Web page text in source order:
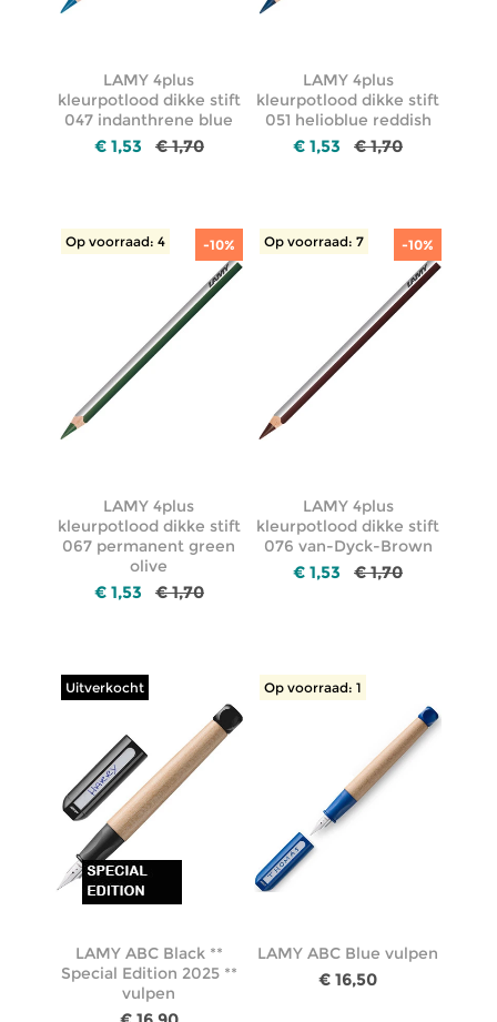
LAMY 4plus
kleurpotlood dikke stift
047 indanthrene blue
€ 1,53 € 1,70
LAMY 4plus
kleurpotlood dikke stift
051 helioblue reddish
€ 1,53 € 1,70
-10%
Op voorraad: 4
LAMY 4plus
kleurpotlood dikke stift
067 permanent green
olive
€ 1,53 € 1,70
-10%
Op voorraad: 7
LAMY 4plus
kleurpotlood dikke stift
076 van-Dyck-Brown
€ 1,53 € 1,70
Uitverkocht
LAMY ABC Black **
Special Edition 2025 **
vulpen
Op voorraad: 1
LAMY ABC Blue vulpen
€ 16,50